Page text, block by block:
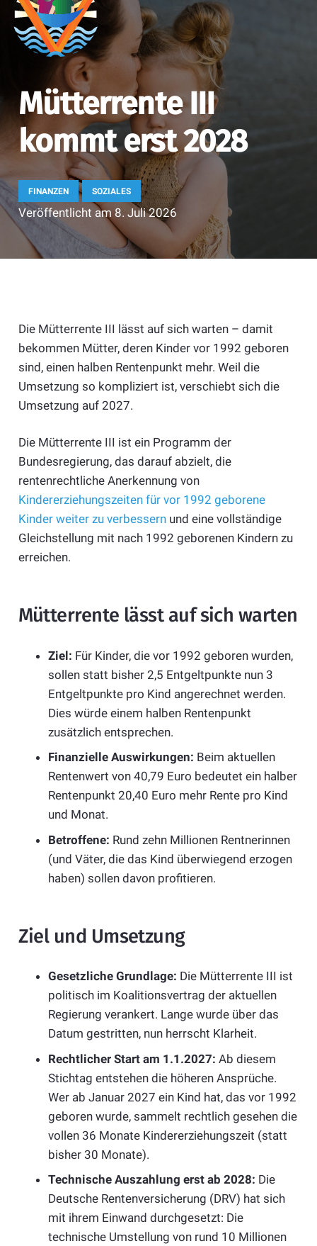
Mütterrente III
kommt erst 2028
FINANZEN SOZIALES
Veröffentlicht am 8. Juli 2026
Die Mütterrente III lässt auf sich warten – damit
bekommen Mütter, deren Kinder vor 1992 geboren
sind, einen halben Rentenpunkt mehr. Weil die
Umsetzung so kompliziert ist, verschiebt sich die
Umsetzung auf 2027.
Die Mütterrente III ist ein Programm der
Bundesregierung, das darauf abzielt, die
rentenrechtliche Anerkennung von
Kindererziehungszeiten für vor 1992 geborene
Kinder weiter zu verbessernund eine vollständige
Gleichstellung mit nach 1992 geborenen Kindern zu
erreichen.
Mütterrente lässt auf sich warten
Ziel: Für Kinder, die vor 1992 geboren wurden,
sollen statt bisher 2,5 Entgeltpunkte nun 3
Entgeltpunkte pro Kind angerechnet werden.
Dies würde einem halben Rentenpunkt
zusätzlich entsprechen.
Finanzielle Auswirkungen: Beim aktuellen
Rentenwert von 40,79 Euro bedeutet ein halber
Rentenpunkt 20,40 Euro mehr Rente pro Kind
und Monat.
Betroffene: Rund zehn Millionen Rentnerinnen
(und Väter, die das Kind überwiegend erzogen
haben) sollen davon profitieren.
Ziel und Umsetzung
Gesetzliche Grundlage: Die Mütterrente III ist
politisch im Koalitionsvertrag der aktuellen
Regierung verankert. Lange wurde über das
Datum gestritten, nun herrscht Klarheit.
Rechtlicher Start am 1.1.2027: Ab diesem
Stichtag entstehen die höheren Ansprüche.
Wer ab Januar 2027 ein Kind hat, das vor 1992
geboren wurde, sammelt rechtlich gesehen die
vollen 36 Monate Kindererziehungszeit (statt
bisher 30 Monate).
Technische Auszahlung erst ab 2028: Die
Deutsche Rentenversicherung (DRV) hat sich
mit ihrem Einwand durchgesetzt: Die
technische Umstellung von rund 10 Millionen